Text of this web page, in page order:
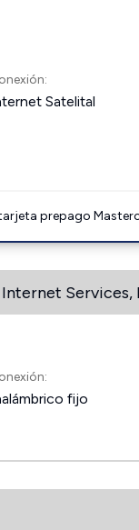
Satelital
prepago
Services,
fijo